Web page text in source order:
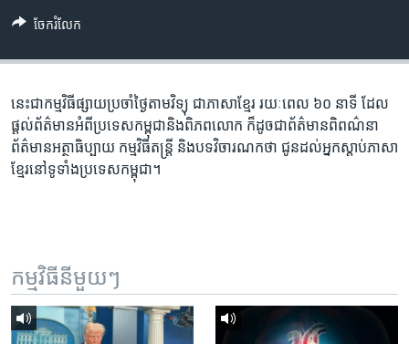
ចូល​
ស្វែង​
បណ្តាញ​សង្គម
ភាសា
ចែករំលែក
នេះ​ជា​កម្ម​វិធី​ផ្សាយ​ប្រចាំ​ថ្ងៃ​តាម​វិទ្យុ ​ជាភាសា​ខ្មែរ​ រយៈ​ពេល​ ៦០​ នាទី ដែល​
ផ្តល់​ព័ត៌មាន​អំពី​ប្រទេស​កម្ពុជា​និង​ពិភព​លោក ​ក៏ដូច​ជា​ព័ត៌មាន​ពិពណ៌នា
ព័ត៌មាន​អត្ថាធិប្បាយ​ កម្ម​វិធី​តន្ត្រី ​និង​បទ​វិចារណកថា​ ជូន​ដល់​អ្នក​ស្តាប់​ភាសា​
ខ្មែរ​នៅ​ទូទាំង​ប្រទេស​កម្ពុជា។
កម្មវិធី​នីមួយៗ